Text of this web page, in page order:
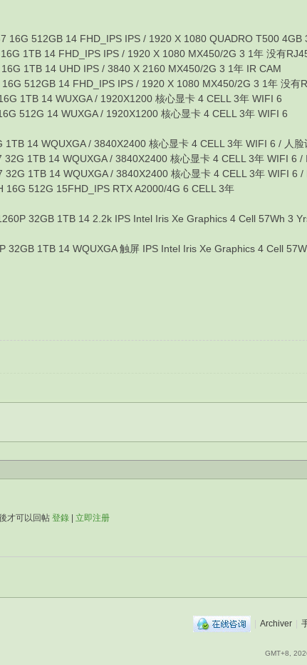
14 FHD_IPS IPS / 1920 X 1080 QUADRO T500 4GB 3
14 FHD_IPS IPS / 1920 X 1080 MX450/2G 3 1年 没有
14 UHD IPS / 3840 X 2160 MX450/2G 3 1年 IR CAM
14 FHD_IPS IPS / 1920 X 1080 MX450/2G 3 1年 没有
14 WUXGA / 1920X1200 核心显卡 4 CELL 3年 WIFI 6
14 WUXGA / 1920X1200 核心显卡 4 CELL 3年 WIFI 6
WQUXGA / 3840X2400 核心显卡 4 CELL 3年 WIFI 6 / 人脸
14 WQUXGA / 3840X2400 核心显卡 4 CELL 3年 WIFI 6 /
14 WQUXGA / 3840X2400 核心显卡 4 CELL 3年 WIFI 6 /
15FHD_IPS RTX A2000/4G 6 CELL 3年
14 2.2k IPS Intel Iris Xe Graphics 4 Cell 57Wh 3 Yrs
14 WQUXGA 触屏 IPS Intel Iris Xe Graphics 4 Cell 57Wh
才可以回帖登錄 立即注册
| Archiver |
GMT+8,